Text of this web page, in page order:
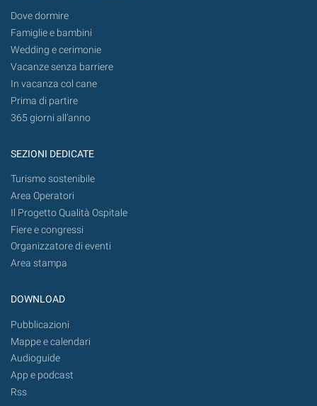
Dove dormire
Famiglie e bambini
Wedding e cerimonie
Vacanze senza barriere
In vacanza col cane
Prima di partire
365 giorni all’anno
SEZIONI DEDICATE
Turismo sostenibile
Area Operatori
Il Progetto Qualità Ospitale
Fiere e congressi
Organizzatore di eventi
Area stampa
DOWNLOAD
Pubblicazioni
Mappe e calendari
Audioguide
App e podcast
Rss